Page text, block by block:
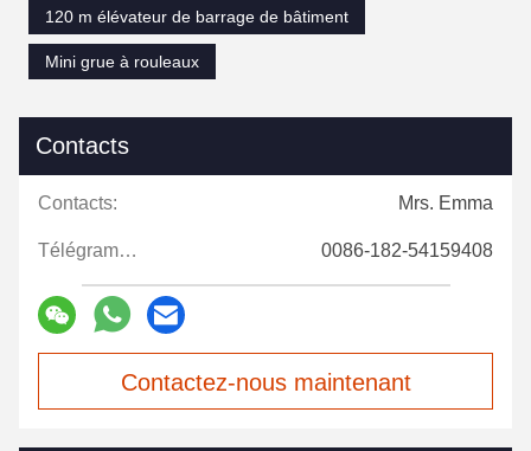
120 m élévateur de barrage de bâtiment
Mini grue à rouleaux
Contacts
Contacts: Mrs. Emma
Télégramme: 0086-182-54159408
Contactez-nous maintenant